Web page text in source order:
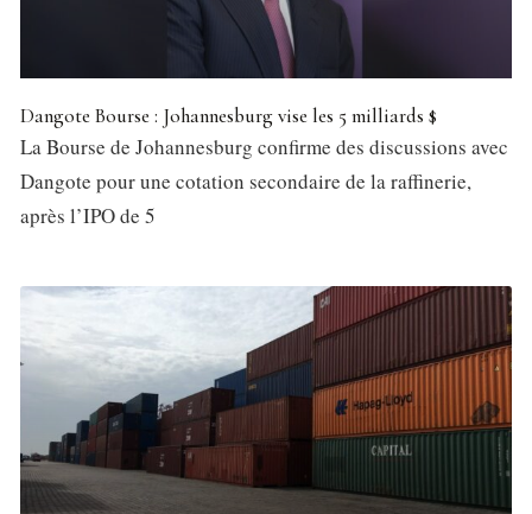
Dangote Bourse : Johannesburg vise les 5 milliards $
La Bourse de Johannesburg confirme des discussions avec
Dangote pour une cotation secondaire de la raffinerie,
après l’IPO de 5